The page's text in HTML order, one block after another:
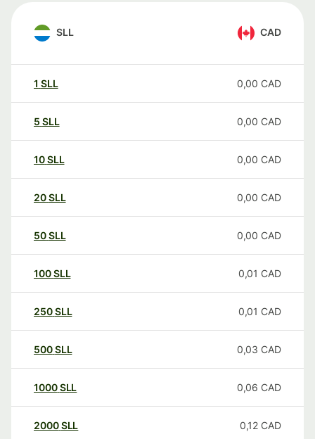
SLL CAD
1 SLL 0,00 CAD
5 SLL 0,00 CAD
10SLL 0,00 CAD
20SLL 0,00 CAD
50SLL 0,00 CAD
100SLL 0,01 CAD
250SLL 0,01 CAD
500SLL 0,03 CAD
1000SLL 0,06 CAD
2000SLL 0,12 CAD